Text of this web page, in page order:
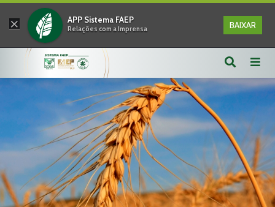
× APP Sistema FAEP
Relações com a Imprensa BAIXAR